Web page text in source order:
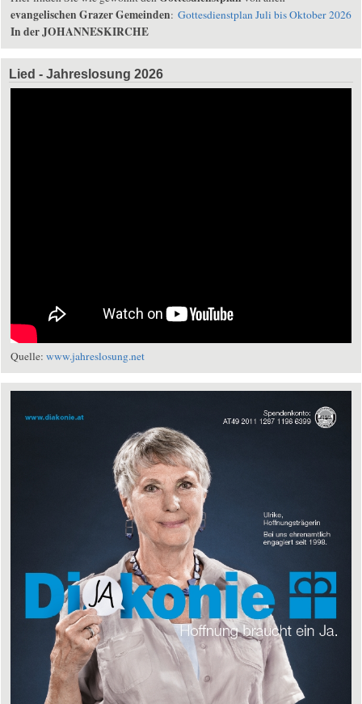
evangelischen Grazer Gemeinden: Gottesdienstplan Juli bis Oktober 2026
In der JOHANNESKIRCHE
Lied - Jahreslosung 2026
Quelle: www.jahreslosung.net